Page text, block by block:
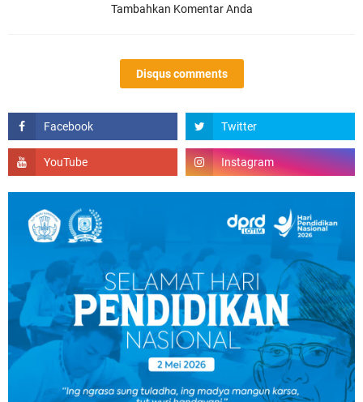
Tambahkan Komentar Anda
Disqus comments